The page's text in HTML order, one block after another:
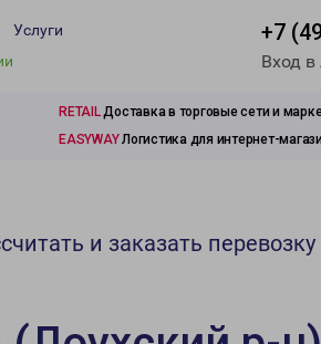
Услуги
+7
Вход
RETAILДоставка в торговые сети и
EASYWAYЛогистика для интернет-
и заказать перевозку